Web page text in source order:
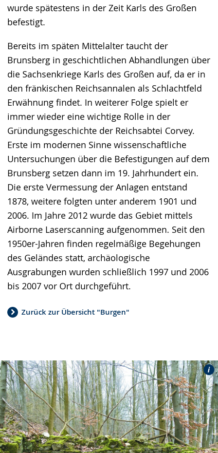
wurde spätestens in der Zeit Karls des Großen
befestigt.
Bereits im späten Mittelalter taucht der
Brunsberg in geschichtlichen Abhandlungen über
die Sachsenkriege Karls des Großen auf, da er in
den fränkischen Reichsannalen als Schlachtfeld
Erwähnung findet. In weiterer Folge spielt er
immer wieder eine wichtige Rolle in der
Gründungsgeschichte der Reichsabtei Corvey.
Erste im modernen Sinne wissenschaftliche
Untersuchungen über die Befestigungen auf dem
Brunsberg setzen dann im 19. Jahrhundert ein.
Die erste Vermessung der Anlagen entstand
1878, weitere folgten unter anderem 1901 und
2006. Im Jahre 2012 wurde das Gebiet mittels
Airborne Laserscanning aufgenommen. Seit den
1950er-Jahren finden regelmäßige Begehungen
des Geländes statt, archäologische
Ausgrabungen wurden schließlich 1997 und 2006
bis 2007 vor Ort durchgeführt.
Zurück zur Übersicht "Burgen"